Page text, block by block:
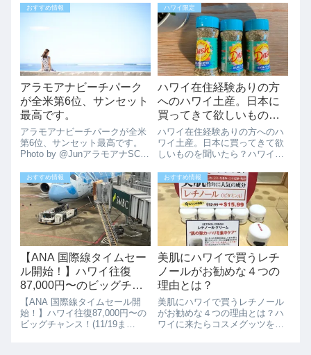
あるKeaīwa Heiau（ケアイワ・
し”の儀式が行われた神聖な場所
そのアニバーサリー商品とし
て、ホノルルビアワークスとマ
イカイのコラボのビール「マイ
カイシャカIPA」が販売されて
います。シ...
おすすめ情報
アラモアナビーチパーク
が全米第6位、サンセット
最高です。
アラモアナビーチパークが全米
第6位、サンセット最高です。
Photo by @JunアラモアナSCの
クが全米第6位にランクされま
した。これは1か月にわたる投
票の結果になります。Hawaiʻi
park ranked...
ハワイ限定
ハワイ在住経験ありの方
へのハワイ土産。日本に
買ってきて欲しいものを
聞いたら？
ハワイ在住経験ありの方へのハ
ワイ土産。日本に買ってきて欲
しいものを聞いたら？ハワイ在
ら、ハワイ土産で何が欲しいと
聞いたところクッキーでもマカ
デミアナッツでもありませんで
した。Dash™ Garlic & Herb ...
おすすめ情報
【ANA 国際線タイムセー
ル開始！】ハワイ往復
87,000円〜のビッグチャ
ンス！(11/19まで)
【ANA 国際線タイムセール開
始！】ハワイ往復87,000円〜の
ビッグチャンス！(11/19ま
おすすめ情報
美肌にハワイで買うレチ
ノールがお勧めな４つの
理由とは？
美肌にハワイで買うレチノール
がお勧めな４つの理由とは？ハ
ワイに来たらコスメグッツを購